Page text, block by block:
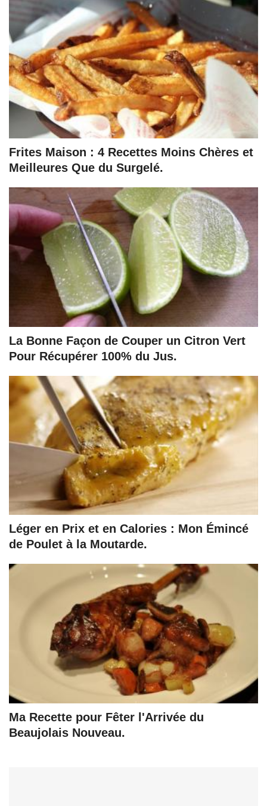
Frites Maison : 4 Recettes Moins Chères et
Meilleures Que du Surgelé.
La Bonne Façon de Couper un Citron Vert
Pour Récupérer 100% du Jus.
Léger en Prix et en Calories : Mon Émincé
de Poulet à la Moutarde.
Ma Recette pour Fêter l'Arrivée du
Beaujolais Nouveau.